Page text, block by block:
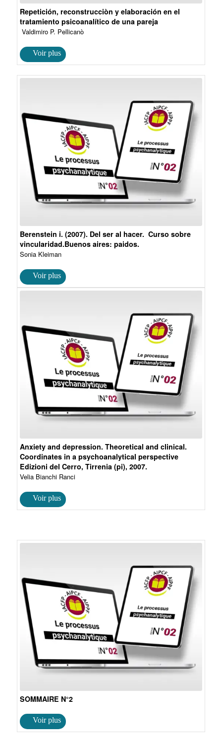
Repetición, reconstrucciòn y elaboración en el
tratamiento psicoanalítico de una pareja
Valdimiro P. Pellicanò
Berenstein i. (2007). Del ser al hacer. Curso sobre
vincularidad.Buenos aires: paidos.
Sonia Kleiman
Anxiety and depression. Theoretical and clinical.
Coordinates in a psychoanalytical perspective
Edizioni del Cerro, Tirrenia (pi), 2007.
Velia Bianchi Ranci
SOMMAIRE N°2